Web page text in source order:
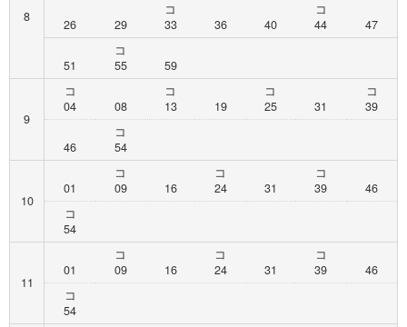
8 26 29
コ
33
36 40
コ
44
47
51
コ
55
59
9
コ
04
08
コ
13
19
コ
25
31
コ
39
46
コ
54
10
01
コ
09
16
コ
24
31
コ
39
46
コ
54
11
01
コ
09
16
コ
24
31
コ
39
46
コ
54